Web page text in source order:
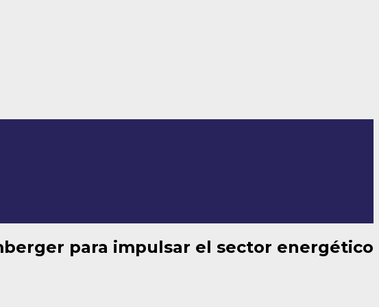
para impulsar el sector energético